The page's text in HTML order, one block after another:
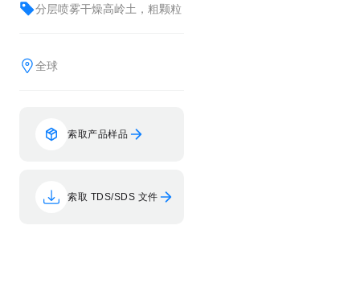
分层喷雾干燥高岭土，粗颗粒
全球
索取产品样品
索取 TDS/SDS 文件